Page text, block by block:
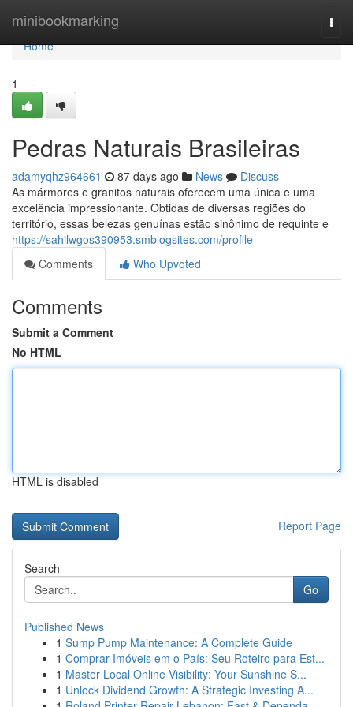
minibookmarking
Home
Home
1
Pedras Naturais Brasileiras
adamyqhz964661 87 days ago News
Discuss
As mármores e granitos naturais oferecem uma única e uma
excelência impressionante. Obtidas de diversas regiões do
território, essas belezas genuínas estão sinônimo de requinte e
https://sahilwgos390953.smblogsites.com/profile
Comments
Who Upvoted
Comments
Submit a Comment
No HTML
HTML is disabled
Report Page
Search
Go
Published News
1 Sump Pump Maintenance: A Complete Guide
1 Comprar Imóveis em o País: Seu Roteiro para Est...
1 Master Local Online Visibility: Your Sunshine S...
1 Unlock Dividend Growth: A Strategic Investing A...